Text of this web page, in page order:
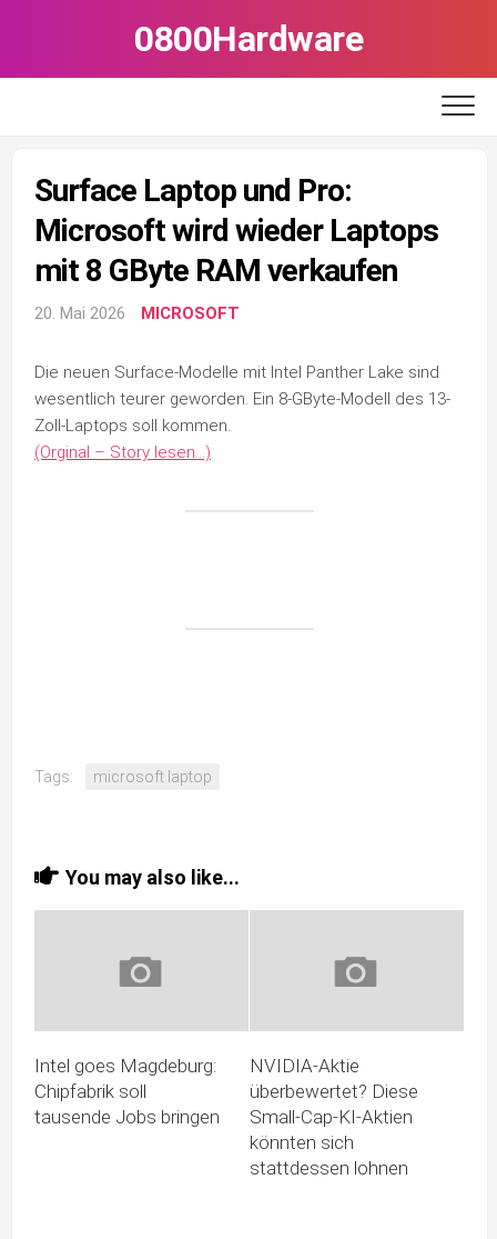
0800Hardware
Surface Laptop und Pro:
Microsoft wird wieder Laptops
mit 8 GByte RAM verkaufen
20. Mai 2026 MICROSOFT
Die neuen Surface-Modelle mit Intel Panther Lake sind
wesentlich teurer geworden. Ein 8-GByte-Modell des 13-
Zoll-Laptops soll kommen.
(Orginal – Story lesen…)
Tags: microsoft laptop
You may also like...
Intel goes Magdeburg:
Chipfabrik soll
tausende Jobs bringen
NVIDIA-Aktie
überbewertet? Diese
Small-Cap-KI-Aktien
könnten sich
stattdessen lohnen